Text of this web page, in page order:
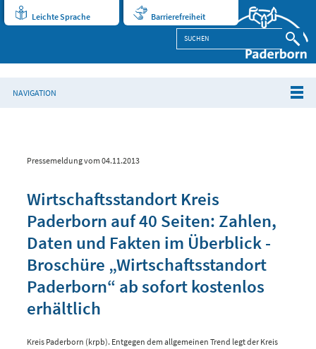
Leichte Sprache Barrierefreiheit
NAVIGATION
Pressemeldung vom 04.11.2013
Wirtschaftsstandort Kreis
Paderborn auf 40 Seiten: Zahlen,
Daten und Fakten im Überblick -
Broschüre „Wirtschaftsstandort
Paderborn“ ab sofort kostenlos
erhältlich
Kreis Paderborn (krpb). Entgegen dem allgemeinen Trend legt der Kreis